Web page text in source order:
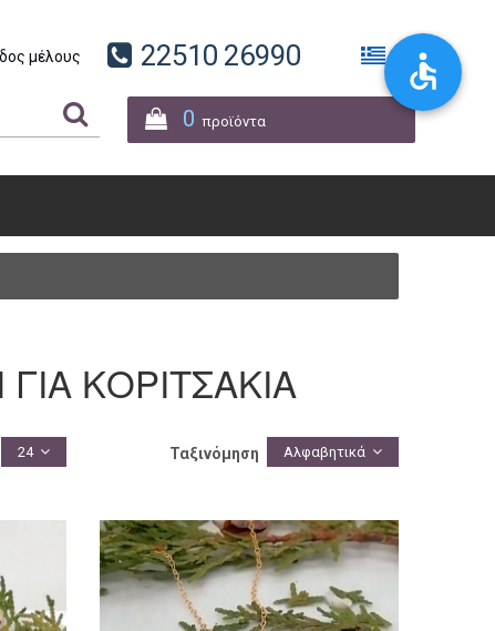
μέλους 22510 26990
0 προϊόντα
ΚΟΡΙΤΣΑΚΙΑ
24 Ταξινόμηση Αλφαβητικά